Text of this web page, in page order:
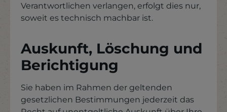
Verantwortlichen verlangen, erfolgt dies nur,
soweit es technisch machbar ist.
Auskunft, Löschung und
Berichtigung
Sie haben im Rahmen der geltenden
gesetzlichen Bestimmungen jederzeit das